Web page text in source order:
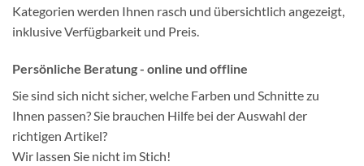
Kategorien werden Ihnen rasch und übersichtlich angezeigt,
inklusive Verfügbarkeit und Preis.
Persönliche Beratung - online und offline
Sie sind sich nicht sicher, welche Farben und Schnitte zu
Ihnen passen? Sie brauchen Hilfe bei der Auswahl der
richtigen Artikel?
Wir lassen Sie nicht im Stich!